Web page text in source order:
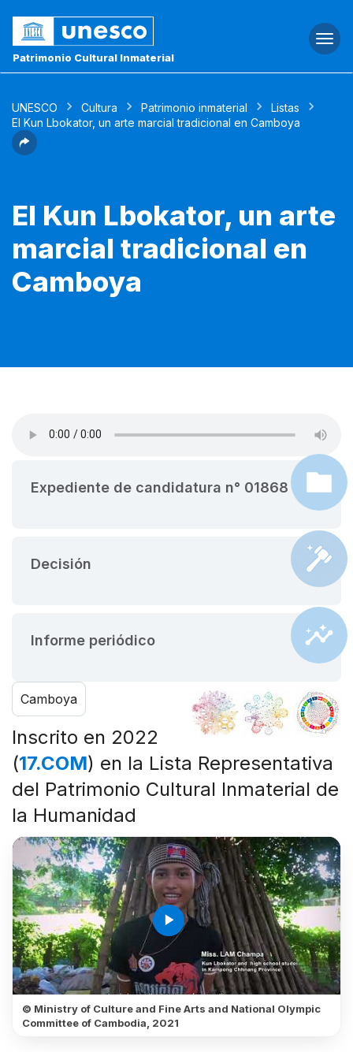
Patrimonio Cultural Inmaterial
UNESCO Cultura Patrimonio inmaterial
Listas
El Kun Lbokator, un arte marcial tradicional en Camboya
El Kun Lbokator, un arte
marcial tradicional en
Camboya
Expediente de candidatura n° 01868
Decisión
Informe periódico
Camboya
Inscrito en 2022
(17.COM) en la Lista Representativa
del Patrimonio Cultural Inmaterial de
la Humanidad
play_arrow
© Ministry of Culture and Fine Arts and National Olympic
Committee of Cambodia, 2021